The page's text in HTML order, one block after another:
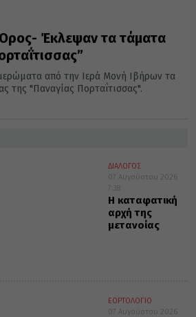
Έκλεψαν τα τάματα
από την Ιερά Μονή Ιβήρων τα
της "Παναγίας Πορταΐτισσας".
ΔΙΑΛΟΓΟΣ
07 Αυγούστου 2026
7:38
Η καταφατική
αρχή της
μετανοίας
ΕΟΡΤΟΛΟΓΙΟ
07 Αυγούστου 2026